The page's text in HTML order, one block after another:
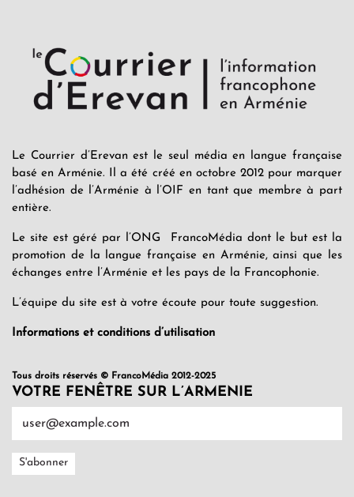
Le Courrier d’Erevan est le seul média en langue française
basé en Arménie. Il a été créé en octobre 2012 pour marquer
l’adhésion de l’Arménie à l’OIF en tant que membre à part
entière.
Le site est géré par l’ONG FrancoMédia dont le but est la
promotion de la langue française en Arménie, ainsi que les
échanges entre l’Arménie et les pays de la Francophonie.
L’équipe du site est à votre écoute pour toute suggestion.
Informations et conditions d’utilisation
Tous droits réservés © FrancoMédia 2012-2025
VOTRE FENÊTRE SUR L’ARMENIE